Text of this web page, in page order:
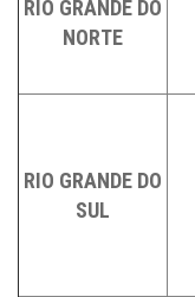
RIO GRANDE DO
NORTE
RIO GRANDE DO
SUL